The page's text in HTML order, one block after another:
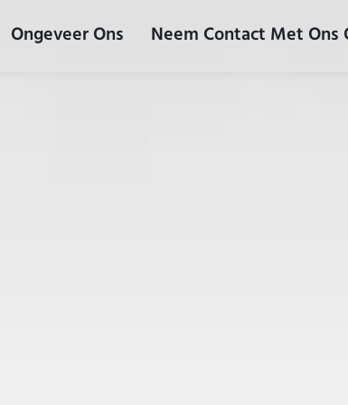
Ongeveer Ons Neem Contact Met Ons